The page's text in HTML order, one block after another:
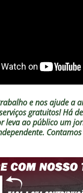
e nos ajude a
gratuitos!Há
leva ao público um